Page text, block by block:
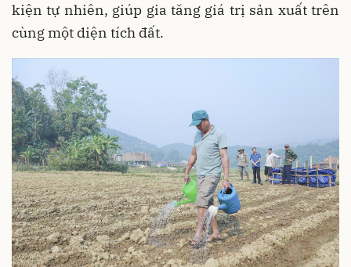
kiện tự nhiên, giúp gia tăng giá trị sản xuất trên
cùng một diện tích đất.